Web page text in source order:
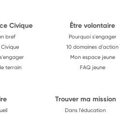
Civique
bref
terrain
Être volontaire
Pourquoi s'engager
10 domaines d'action
Mon espace jeune
FAQ jeune
Trouver ma mission
Dans l'éducation